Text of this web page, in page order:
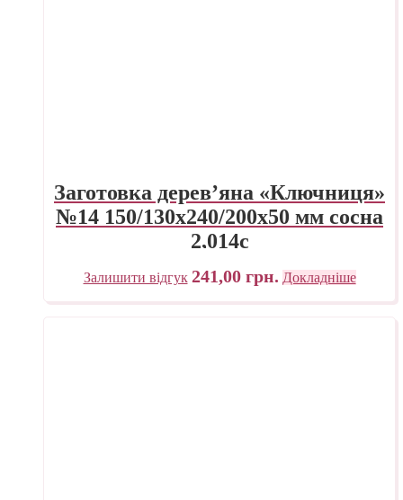
Заготовка дерев’яна «Ключниця»
№14 150/130х240/200х50 мм сосна
2,014с
Залишити відгук 241,00 грн. Докладніше